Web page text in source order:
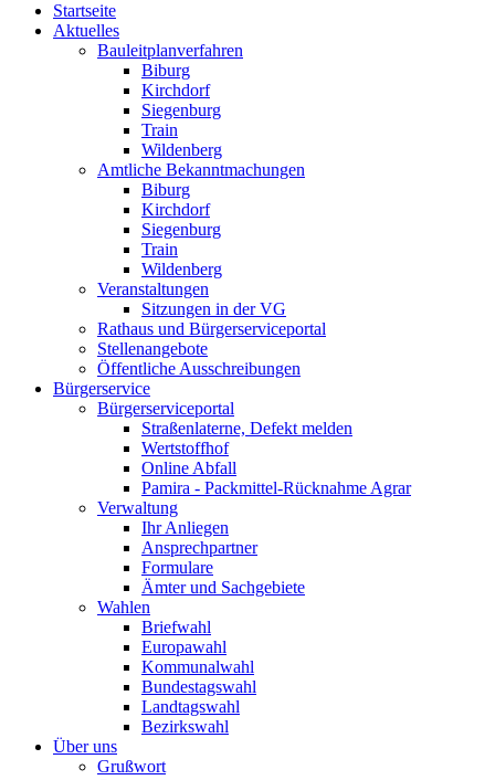
Startseite
Aktuelles
Bauleitplanverfahren
Biburg
Kirchdorf
Siegenburg
Train
Wildenberg
Amtliche Bekanntmachungen
Biburg
Kirchdorf
Siegenburg
Train
Wildenberg
Veranstaltungen
Sitzungen in der VG
Rathaus und Bürgerserviceportal
Stellenangebote
Öffentliche Ausschreibungen
Bürgerservice
Bürgerserviceportal
Straßenlaterne, Defekt melden
Wertstoffhof
Online Abfall
Pamira - Packmittel-Rücknahme Agrar
Verwaltung
Ihr Anliegen
Ansprechpartner
Formulare
Ämter und Sachgebiete
Wahlen
Briefwahl
Europawahl
Kommunalwahl
Bundestagswahl
Landtagswahl
Bezirkswahl
Über uns
Grußwort